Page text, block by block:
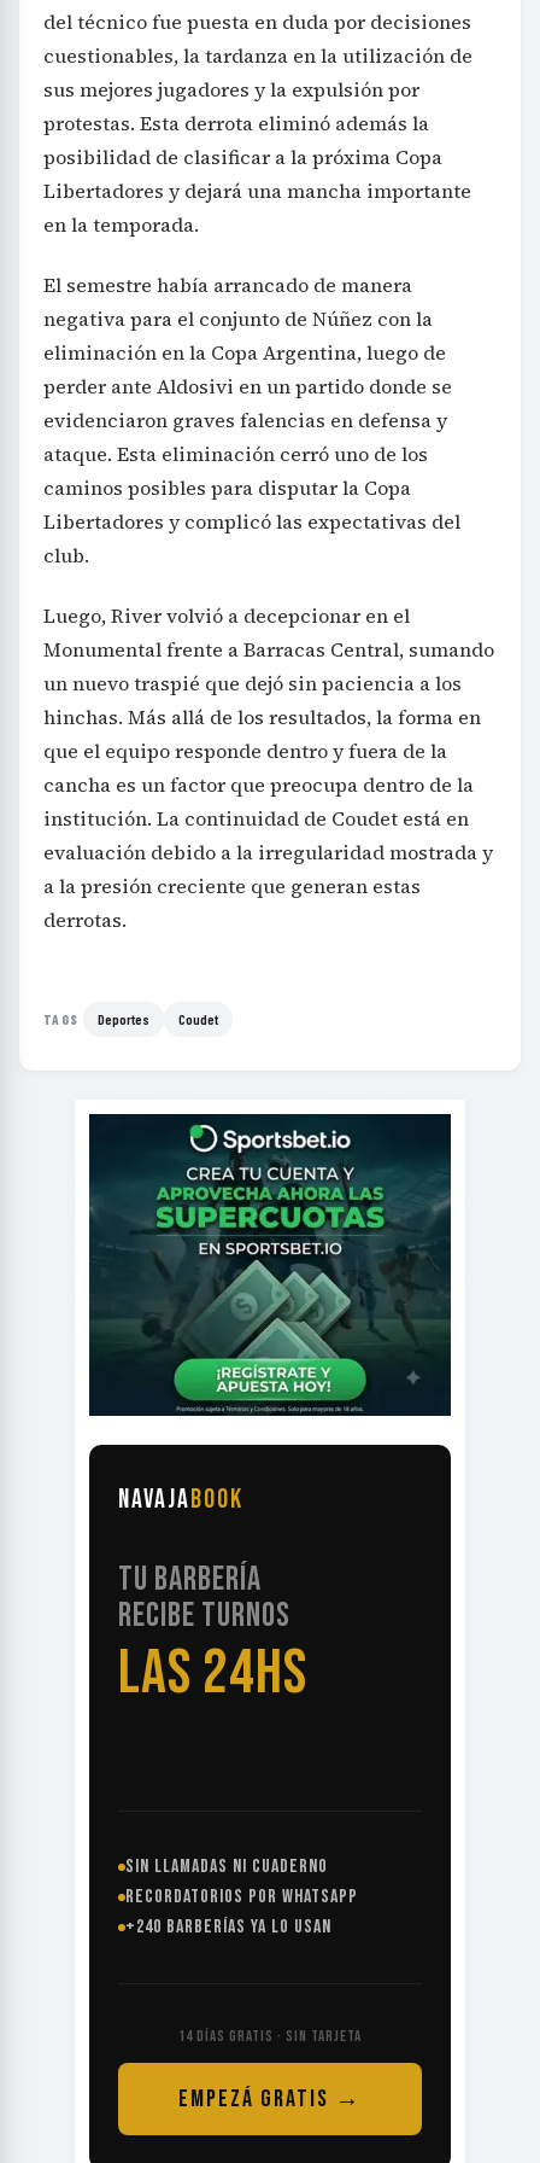
del técnico fue puesta en duda por decisiones
cuestionables, la tardanza en la utilización de
sus mejores jugadores y la expulsión por
protestas. Esta derrota eliminó además la
posibilidad de clasificar a la próxima Copa
Libertadores y dejará una mancha importante
en la temporada.
El semestre había arrancado de manera
negativa para el conjunto de Núñez con la
eliminación en la Copa Argentina, luego de
perder ante Aldosivi en un partido donde se
evidenciaron graves falencias en defensa y
ataque. Esta eliminación cerró uno de los
caminos posibles para disputar la Copa
Libertadores y complicó las expectativas del
club.
Luego, River volvió a decepcionar en el
Monumental frente a Barracas Central, sumando
un nuevo traspié que dejó sin paciencia a los
hinchas. Más allá de los resultados, la forma en
que el equipo responde dentro y fuera de la
cancha es un factor que preocupa dentro de la
institución. La continuidad de Coudet está en
evaluación debido a la irregularidad mostrada y
a la presión creciente que generan estas
derrotas.
TAGS Deportes Coudet
NAVAJABOOK
TU BARBERÍA
RECIBE TURNOS
LAS 24HS
SIN LLAMADAS NI CUADERNO
RECORDATORIOS POR WHATSAPP
+240 BARBERÍAS YA LO USAN
14 DÍAS GRATIS · SIN TARJETA
EMPEZÁ GRATIS →